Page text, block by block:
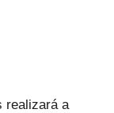
realizará a